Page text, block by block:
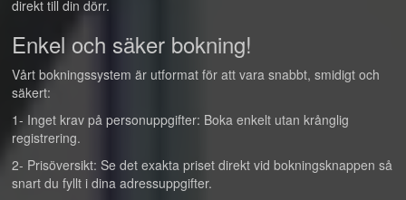
direkt till din dörr.
Enkel och säker bokning!
Vårt bokningssystem är utformat för att vara snabbt, smidigt och
säkert:
1- Inget krav på personuppgifter: Boka enkelt utan krånglig
registrering.
2- Prisöversikt: Se det exakta priset direkt vid bokningsknappen så
snart du fyllt i dina adressuppgifter.